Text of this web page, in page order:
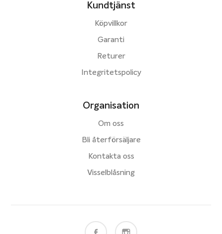
Kundtjänst
Köpvillkor
Garanti
Returer
Integritetspolicy
Organisation
Om oss
Bli återförsäljare
Kontakta oss
Visselblåsning